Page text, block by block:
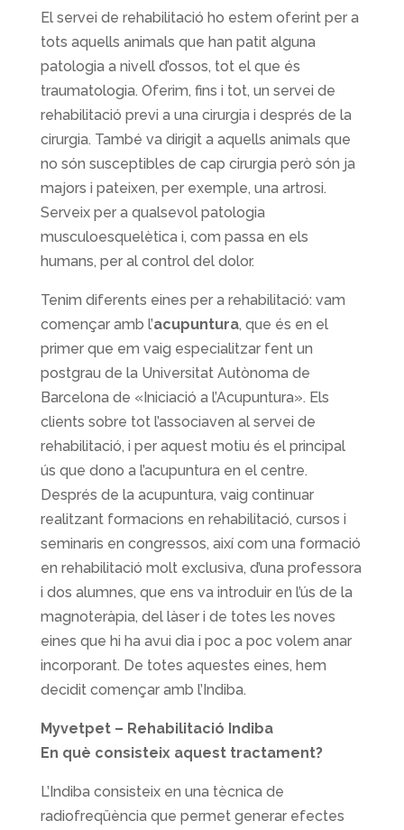
El servei de rehabilitació ho estem oferint per a
tots aquells animals que han patit alguna
patologia a nivell d’ossos, tot el que és
traumatologia. Oferim, fins i tot, un servei de
rehabilitació previ a una cirurgia i després de la
cirurgia. També va dirigit a aquells animals que
no són susceptibles de cap cirurgia però són ja
majors i pateixen, per exemple, una artrosi.
Serveix per a qualsevol patologia
musculoesquelètica i, com passa en els
humans, per al control del dolor.
Tenim diferents eines per a rehabilitació: vam
començar amb l’acupuntura, que és en el
primer que em vaig especialitzar fent un
postgrau de la Universitat Autònoma de
Barcelona de «Iniciació a l’Acupuntura». Els
clients sobre tot l’associaven al servei de
rehabilitació, i per aquest motiu és el principal
ús que dono a l’acupuntura en el centre.
Després de la acupuntura, vaig continuar
realitzant formacions en rehabilitació, cursos i
seminaris en congressos, així com una formació
en rehabilitació molt exclusiva, d’una professora
i dos alumnes, que ens va introduir en l’ús de la
magnoteràpia, del làser i de totes les noves
eines que hi ha avui dia i poc a poc volem anar
incorporant. De totes aquestes eines, hem
decidit començar amb l’Indiba.
Myvetpet – Rehabilitació Indiba
En què consisteix aquest tractament?
L’Indiba consisteix en una tècnica de
radiofreqüència que permet generar efectes